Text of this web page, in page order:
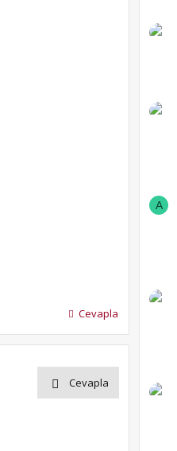
Cevapla
Cevapla
A